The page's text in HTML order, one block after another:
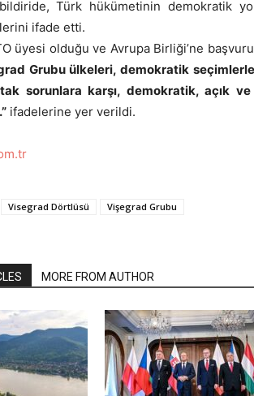
Türk hükümetinin demokratik
ifade etti.
üyesi olduğu ve Avrupa Birliği’ne
Grubu ülkeleri, demokratik
sorunlara karşı, demokratik, açık
ifadelerine yer verildi.
Visegrad Dörtlüsü Vişegrad Grubu
MORE FROM AUTHOR